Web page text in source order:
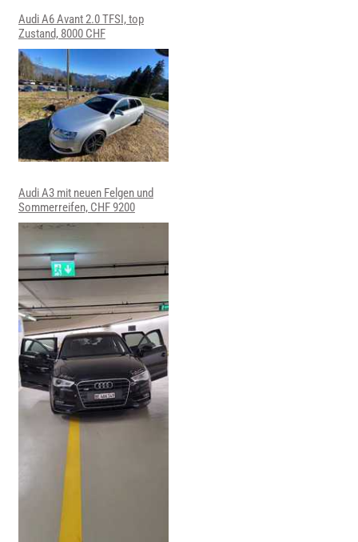
Audi A6 Avant 2.0 TFSI, top
Zustand, 8000 CHF
Audi A3 mit neuen Felgen und
Sommerreifen, CHF 9200